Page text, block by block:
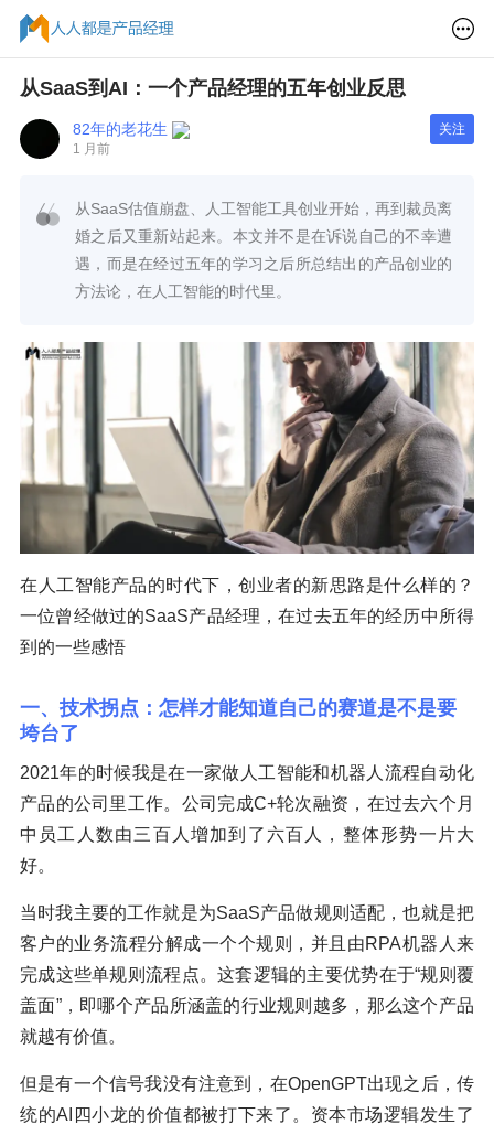
从SaaS到AI：一个产品经理的五年创业反思
82年的老花生
1 月前
关注
从SaaS估值崩盘、人工智能工具创业开始，再到裁员离
婚之后又重新站起来。本文并不是在诉说自己的不幸遭
遇，而是在经过五年的学习之后所总结出的产品创业的
方法论，在人工智能的时代里。
在人工智能产品的时代下，创业者的新思路是什么样的？
一位曾经做过的SaaS产品经理，在过去五年的经历中所得
到的一些感悟
一、技术拐点：怎样才能知道自己的赛道是不是要
垮台了
2021年的时候我是在一家做人工智能和机器人流程自动化
产品的公司里工作。公司完成C+轮次融资，在过去六个月
中员工人数由三百人增加到了六百人，整体形势一片大
好。
当时我主要的工作就是为SaaS产品做规则适配，也就是把
客户的业务流程分解成一个个规则，并且由RPA机器人来
完成这些单规则流程点。这套逻辑的主要优势在于“规则覆
盖面”，即哪个产品所涵盖的行业规则越多，那么这个产品
就越有价值。
但是有一个信号我没有注意到，在OpenGPT出现之后，传
统的AI四小龙的价值都被打下来了。资本市场逻辑发生了